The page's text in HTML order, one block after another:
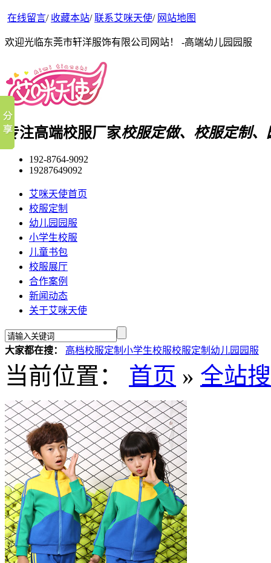
在线留言/ 收藏本站/联系艾咪天使/ 网站地图
欢迎光临东莞市轩洋服饰有限公司网站！ -高端幼儿园园服
专注高端校服厂家校服定做、校服定制
192-8764-9092
19287649092
艾咪天使首页
校服定制
幼儿园园服
小学生校服
儿童书包
校服展厅
合作案例
新闻动态
关于艾咪天使
大家都在搜： 高档校服定制 小学生校服校服定制 幼儿园园服
当前位置： 首页 » 全站